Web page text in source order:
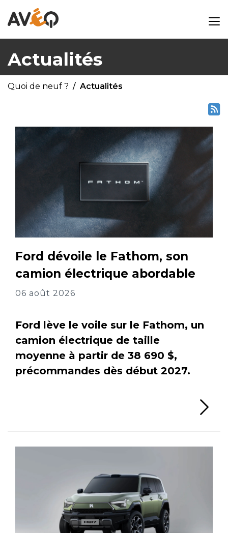
Actualités
Quoi de neuf ? Actualités
Ford dévoile le Fathom, son
camion électrique abordable
06 août 2026
Ford lève le voile sur le Fathom, un
camion électrique de taille
moyenne à partir de 38 690 $,
précommandes dès début 2027.